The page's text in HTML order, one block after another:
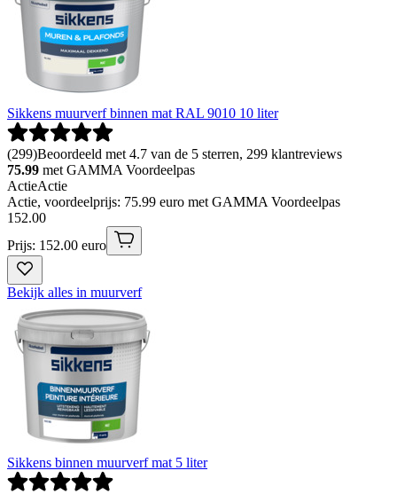
Sikkens muurverf binnen mat RAL 9010 10 liter
(299)Beoordeeld met 4.7 van de 5 sterren, 299 klantreviews
75.99 met GAMMA Voordeelpas
ActieActie
Actie, voordeelprijs: 75.99 euro met GAMMA Voordeelpas
152.00
Prijs: 152.00 euro
Bekijk alles in muurverf
Sikkens binnen muurverf mat 5 liter